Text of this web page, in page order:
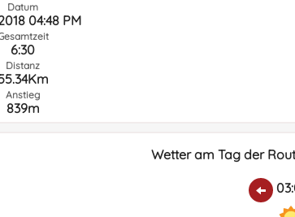
Datum
04:48 PM
6:30
Distanz
Anstieg
839m
Wetter am Tag der